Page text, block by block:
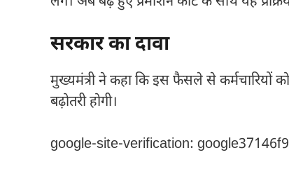
सरकार का दावा
मुख्यमंत्री ने कहा कि इस फैसले से कर्मचारियों
बढ़ोतरी होगी।
google-site-verification: